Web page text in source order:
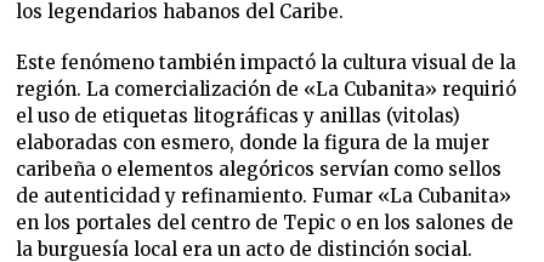
los legendarios habanos del Caribe.
Este fenómeno también impactó la cultura visual de la
región. La comercialización de «La Cubanita» requirió
el uso de etiquetas litográficas y anillas (vitolas)
elaboradas con esmero, donde la figura de la mujer
caribeña o elementos alegóricos servían como sellos
de autenticidad y refinamiento. Fumar «La Cubanita»
en los portales del centro de Tepic o en los salones de
la burguesía local era un acto de distinción social.